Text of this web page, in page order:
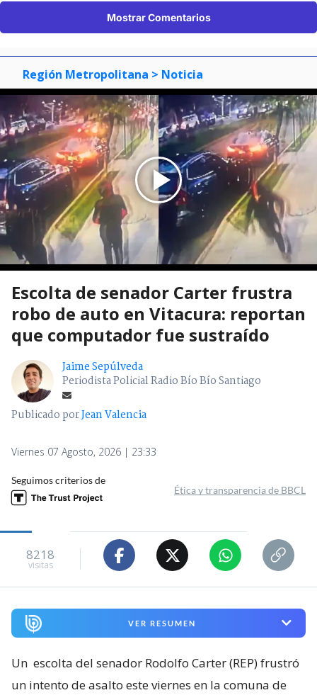
Mostrar Comentarios
Región Metropolitana > Noticia
Escolta de senador Carter frustra
robo de auto en Vitacura: reportan
que computador fue sustraído
Jaime Sepúlveda
Periodista Policial Radio Bío Bío Santiago
Publicado porJean Valencia
Viernes 07 Agosto, 2026 | 23:33
Seguimos criterios de
Ética y transparencia de BBCL
8218
visitas
VER RESUMEN
Un escolta del senador Rodolfo Carter (REP) frustró
un intento de asalto este viernes en la comuna de